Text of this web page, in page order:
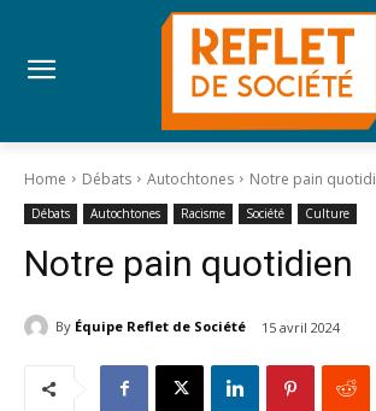
Home Débats Autochtones Notre pain
Débats Autochtones Racisme Société Culture
Notre pain quotidien
By Équipe Reflet de Société 15 avril 2024